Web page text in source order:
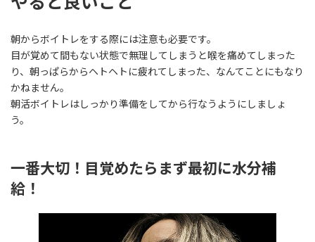
朝からボイトレをする際には注意も必要です。
目が覚めて間もない状態で無理してしまうと喉を痛めてしまった
り、朝っぱらからヘトヘトに疲れてしまった、なんてことにもなり
かねません。
朝活ボイトレはしっかり準備をしてから行なうようにしましょ
う。
一番大切！目覚めたらまず最初に水分補
給！